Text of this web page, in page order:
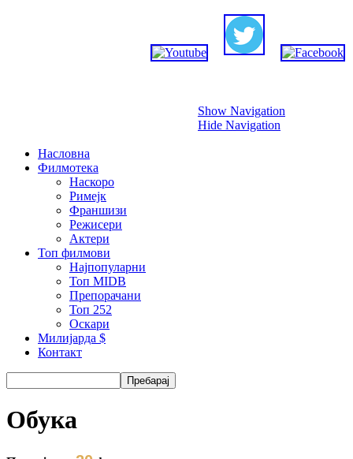
Show Navigation
Hide Navigation
Насловна
Филмотека
Наскоро
Римејк
Франшизи
Режисери
Актери
Топ филмови
Најпопуларни
Топ MIDB
Препорачани
Топ 252
Оскари
Милијарда $
Контакт
Обука